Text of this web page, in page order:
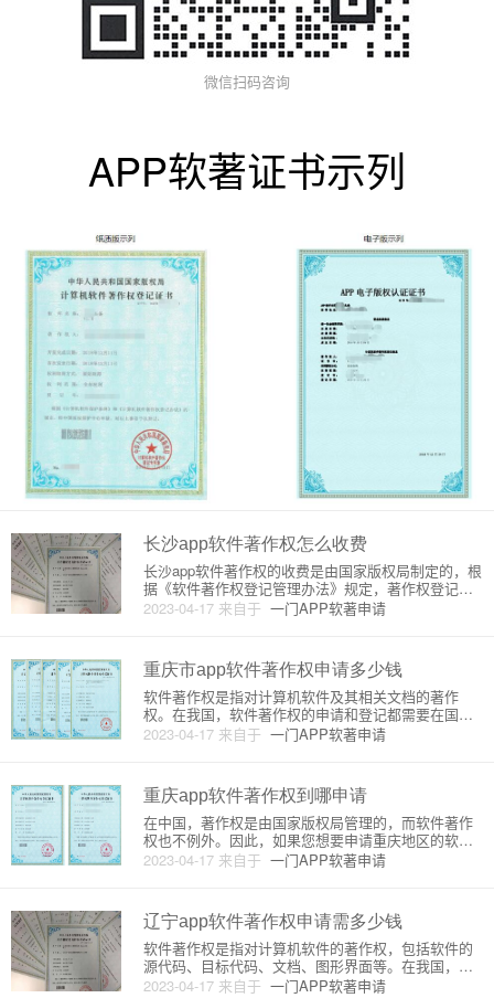
微信扫码咨询
APP软著证书示列
长沙app软件著作权怎么收费
2023-04-17 来自于 一门APP软著申请
长沙app软件著作权的收费是由国家版权局制定的，根
据《软件著作权登记管理办法》规定，著作权登记费
用按照软件代码行数计算，每1000行收费100元人民
来说，软件代
重庆市app软件著作权申请多少钱
2023-04-17 来自于 一门APP软著申请
软件著作权是指对计算机软件及其相关文档的著作
权。在我国，软件著作权的申请和登记都需要在国家
版权局进行。本文将为大家介绍重庆市app软件著作权
般来说，只有具有完整的
重庆app软件著作权到哪申请
2023-04-17 来自于 一门APP软著申请
在中国，著作权是由国家版权局管理的，而软件著作
权也不例外。因此，如果您想要申请重庆地区的软件
著作权，需要按照以下步骤进行操作。1. 准备申请材
手册-
辽宁app软件著作权申请需多少钱
2023-04-17 来自于 一门APP软著申请
软件著作权是指对计算机软件的著作权，包括软件的
源代码、目标代码、文档、图形界面等。在我国，软
件著作权的申请和保护由国家版权局负责。辽宁省内